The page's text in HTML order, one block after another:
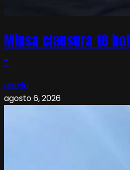
Minsa clausura 18
–
admin
agosto 6, 2026